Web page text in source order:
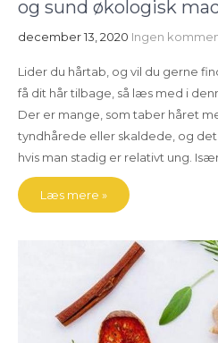
og sund økologisk mad
december 13, 2020 Ingen
Lider du hårtab, og vil du gerne
få dit hår tilbage, så læs med i
Der er mange, som taber håret
tyndhårede eller skaldede, og
hvis man stadig er relativt ung.
Læs mere »